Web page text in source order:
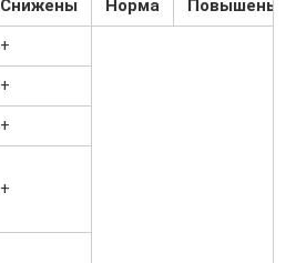
Снижены Норма
Повышены
+
+
+
+